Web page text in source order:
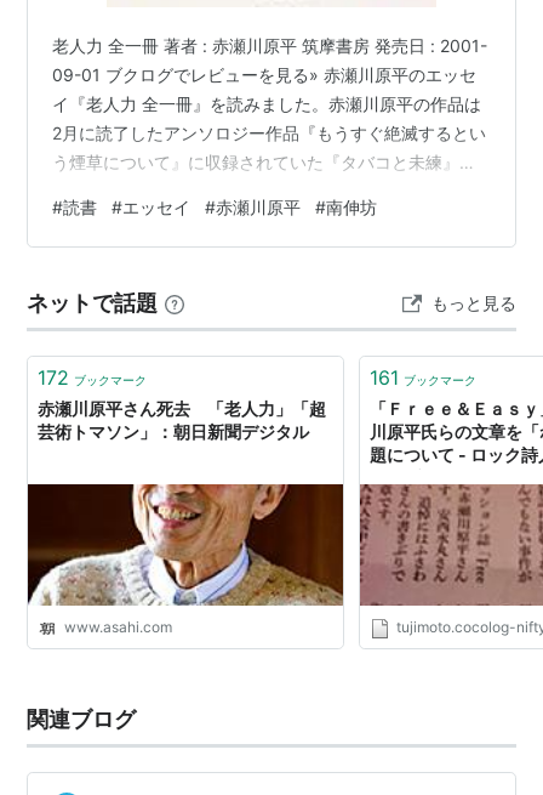
鏡の町皮膚の町 / 赤瀬川原平. -- 筑摩書房, 1976
桜画報大全 / 赤瀬川原平. -- 青林堂, 1977.7
「猫町」の絵本. -- 北宋社, 1979.3
本物そっくりの夢 / 尾辻克彦,赤瀬川原平. -- 筑摩書
房, 1981.11
形社, 1982.7. -- (シリーズ詩画物語 ; 魔)
純文学の素 / 赤瀬川原平. -- 白夜書房, 1982.8
妄想映画館 / 赤瀬川原平. -- 駸々堂出版, 1984.4
東京ミキサー計画 / 赤瀬川原平. -- PARCO出版局,
1984.3. -- (PARCO picture backs)
いまやアクションあるのみ! / 赤瀬川原平. -- 筑摩書
房, 1985.1. -- (水星文庫)
外骨という人がいた! / 赤瀬川原平. -- 白水社, 1985.2
ピストルとマヨネーズ / 赤瀬川原平. -- 中央公論社,
1985.8. -- (中公文庫)
桜画報大全 / 赤瀬川原平. -- 新潮社, 1985.10. -- (新
潮文庫)
路上観察学入門 / 赤瀬川原平. -- 筑摩書房, 1986.5
東京路上探険記 / 尾辻克彦[他]. -- 新潮社, 1986.7
使い捨て考現学 / 赤瀬川原平,新美康明と使い捨て考
現学会. -- 実業之日本社, 1987.10
超芸術トマソン / 赤瀬川原平. -- 筑摩書房, 1987.12. -
老人力 全一冊 著者 : 赤瀬川原平 筑摩書房 発売日 : 2001-
09-01 ブクログでレビューを見る» 赤瀬川原平のエッセ
イ『老人力 全一冊』を読みました。赤瀬川原平の作品は
2月に読了したアンソロジー作品『もうすぐ絶滅するとい
う煙草について』に収録されていた『タバコと未練』以
か？物忘れ、繰り言、ため息等、従来ぼけ、ヨイヨイ、
耄碌として忌避されてきた現象に潜むとされる未知の
を巻きおこし、国民を脱力させた恐るべき力。あの笑え
て深い名著が正続2冊あわせて文庫に。カバーデザイン
南伸坊--…
#読書 #エッセイ #赤瀬川原平 #南伸坊
ネットで話題 もっと見る
172 ブックマーク
赤瀬川原平さん死去 「老人力」「超
芸術トマソン」：朝日新聞デジタル
www.asahi.com
161 ブックマーク
「Ｆｒｅｅ＆Ｅａｓ
川原平氏らの文章を
題について - ロック
tujimoto.cocolog-
関連ブログ